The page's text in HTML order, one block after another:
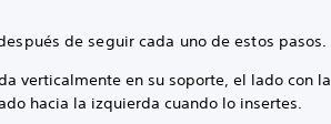
de seguir cada uno de estos pasos.
verticalmente en su soporte, el lado con la
hacia la izquierda cuando lo insertes.